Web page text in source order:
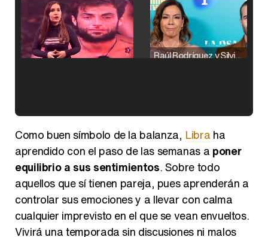
Raúl Rodríguez y Silvia Taulés nos cuentan su papel en 'La familia de la tele'
Como buen símbolo de la balanza, Libra ha
aprendido con el paso de las semanas a poner
equilibrio a sus sentimientos. Sobre todo
aquellos que sí tienen pareja, pues aprenderán a
controlar sus emociones y a llevar con calma
cualquier imprevisto en el que se vean envueltos.
Vivirá una temporada sin discusiones ni malos